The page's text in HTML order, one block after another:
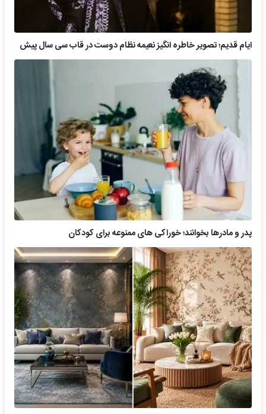
ایام قدیم؛ تصویر خاطره انگیز نعیمه نظام دوست در قاب سی سال پیش
پدر و مادرها بخوانند؛ خوراکی های ممنوعه برای کودکان